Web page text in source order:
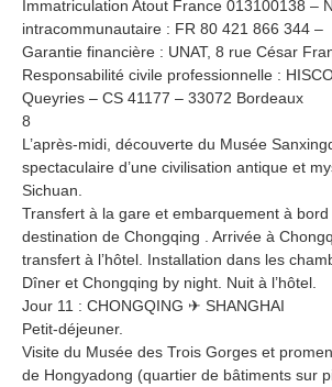
Immatriculation Atout France 013100138 –
intracommunautaire : FR 80 421 866 344 –
Garantie financière : UNAT, 8 rue César
Responsabilité civile professionnelle :
Queyries – CS 41177 – 33072 Bordeaux
8
L’après-midi, découverte du Musée
spectaculaire d’une civilisation antique et
Sichuan.
Transfert à la gare et embarquement à bord
destination de Chongqing . Arrivée à
transfert à l’hôtel. Installation dans les
Dîner et Chongqing by night. Nuit à l’hôtel.
Jour 11 : CHONGQING ✈ SHANGHAI
Petit-déjeuner.
Visite du Musée des Trois Gorges et
de Hongyadong (quartier de bâtiments sur